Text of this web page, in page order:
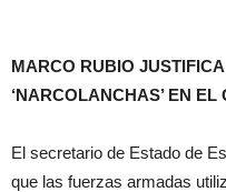
MARCO RUBIO
‘NARCOLANCHAS’ EN
El secretario de Estado de
que las fuerzas armadas